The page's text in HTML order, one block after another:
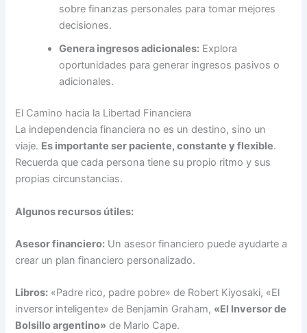
sobre finanzas personales para tomar mejores
decisiones.
Genera ingresos adicionales: Explora
oportunidades para generar ingresos pasivos o
adicionales.
El Camino hacia la Libertad Financiera
La independencia financiera no es un destino, sino un
viaje. Es importante ser paciente, constante y flexible.
Recuerda que cada persona tiene su propio ritmo y sus
propias circunstancias.
Algunos recursos útiles:
Asesor financiero: Un asesor financiero puede ayudarte a
crear un plan financiero personalizado.
Libros: «Padre rico, padre pobre» de Robert Kiyosaki, «El
inversor inteligente» de Benjamin Graham, «El Inversor de
Bolsillo argentino» de Mario Cape.